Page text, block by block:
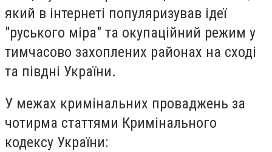
який в інтернеті популяризував ідеї
"руського міра" та окупаційний режим у
тимчасово захоплених районах на сході
та півдні України.
У межах кримінальних проваджень за
чотирма статтями Кримінального
кодексу України: